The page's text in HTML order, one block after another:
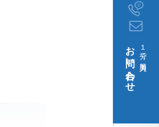
１分で簡単入力
お問い合わせ